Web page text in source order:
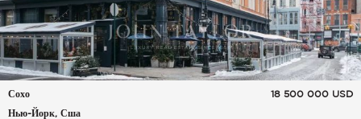
Сохо
Нью-Йорк, Сша
18 500 000 USD